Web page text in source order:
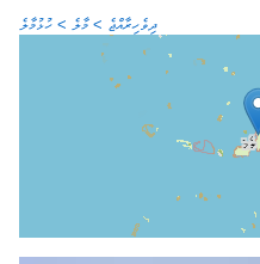
ދިވެހިރާއްޖެ > މާލެ > ހުޅުމާލެ